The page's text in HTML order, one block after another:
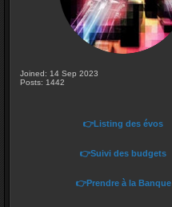
Joined: 14 Sep 2023
Posts: 1442
👉Listing des évos
👉Suivi des budgets
👉Prendre à la Banque